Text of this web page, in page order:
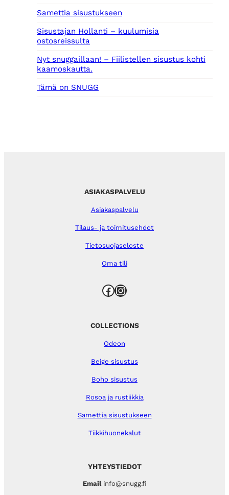
Samettia sisustukseen
Sisustajan Hollanti – kuulumisia
ostosreissulta
Nyt snuggaillaan! – Fiilistellen sisustus kohti
kaamoskautta.
Tämä on SNUGG
ASIAKASPALVELU
Asiakaspalvelu
Tilaus- ja toimitusehdot
Tietosuojaseloste
Oma tili
Facebook Instagram
YHTEYSTIEDOT
Emailinfo@snugg.fi
COLLECTIONS
Odeon
Beige sisustus
Boho sisustus
Rosoa ja rustiikkia
Samettia sisustukseen
Tiikkihuonekalut